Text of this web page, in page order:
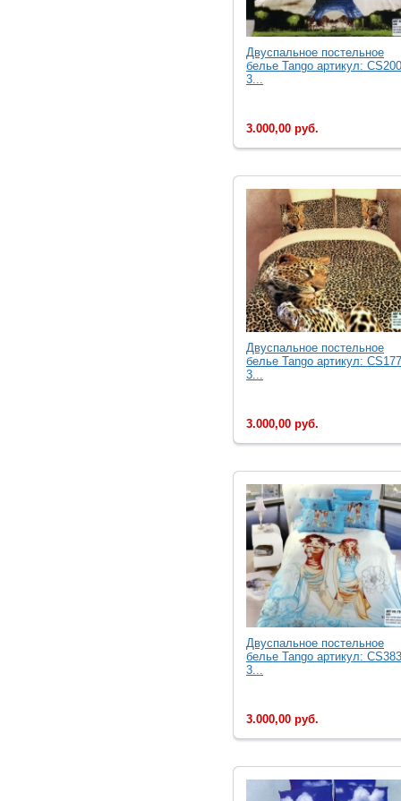
Двуcпальное постельное
белье Tango артикул:
3...
3.000,00 руб.
Двуcпальное постельное
белье Tango артикул:
3...
3.000,00 руб.
Двуcпальное постельное
белье Tango артикул:
3...
3.000,00 руб.